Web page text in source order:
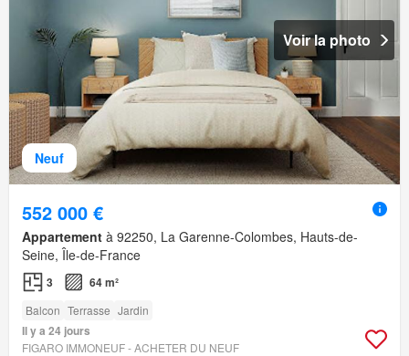
Neuf
Voir la photo
552 000 €
Appartement à 92250, La Garenne-Colombes, Hauts-de-
Seine, Île-de-France
3 64 m²
Balcon Terrasse Jardin
Il y a 24 jours
FIGARO IMMONEUF - ACHETER DU NEUF